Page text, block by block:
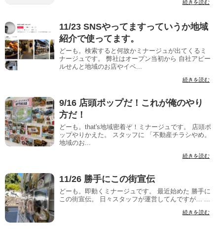
続きを読む
11/23 SNSやってますっていうか地域
紹介で使ってます。
どーも。検索すると何故かミナージュが出てくるミ
ナージュです。 弊社はオープン当初から 自社アピー
ルせんと地域のお店やイベ...
続きを読む
9/16 店頭ポップだ！これが俺のやり
方だ！
どーも。that's地域密着ぞ！ミナージュです。 店頭ポ
ップやりかえた。 スタッフに 「不動産チラシやめ。
地域のお...
続きを読む
11/26 勝手にこの街宣伝
どーも。即動くミナージュです。 最近始めた 勝手に
この街宣伝。 日々スタッフが運営してんですが… ...
続きを読む